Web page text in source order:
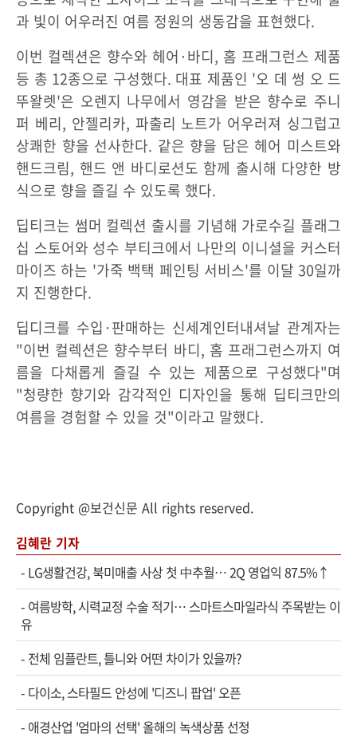
과 빛이 어우러진 여름 정원의 생동감을 표현했다.
이번 컬렉션은 향수와 헤어·바디, 홈 프래그런스 제품
등 총 12종으로 구성했다. 대표 제품인 '오 데 썽 오 드
뚜왈렛'은 오렌지 나무에서 영감을 받은 향수로 주니
퍼 베리, 안젤리카, 파출리 노트가 어우러져 싱그럽고
상쾌한 향을 선사한다. 같은 향을 담은 헤어 미스트와
핸드크림, 핸드 앤 바디로션도 함께 출시해 다양한 방
식으로 향을 즐길 수 있도록 했다.
딥티크는 썸머 컬렉션 출시를 기념해 가로수길 플래그
십 스토어와 성수 부티크에서 나만의 이니셜을 커스터
마이즈 하는 '가죽 백택 페인팅 서비스'를 이달 30일까
지 진행한다.
딥디크를 수입·판매하는 신세계인터내셔날 관계자는
"이번 컬렉션은 향수부터 바디, 홈 프래그런스까지 여
름을 다채롭게 즐길 수 있는 제품으로 구성했다"며
"청량한 향기와 감각적인 디자인을 통해 딥티크만의
여름을 경험할 수 있을 것"이라고 말했다.
Copyright @보건신문 All rights reserved.
김혜란 기자
- LG생활건강, 북미매출 사상 첫 中추월… 2Q 영업익 87.5%↑
- 여름방학, 시력교정 수술 적기… 스마트스마일라식 주목받는 이
유
- 전체 임플란트, 틀니와 어떤 차이가 있을까?
- 다이소, 스타필드 안성에 '디즈니 팝업' 오픈
- 애경산업 '엄마의 선택' 올해의 녹색상품 선정